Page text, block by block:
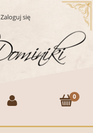
Zaloguj się